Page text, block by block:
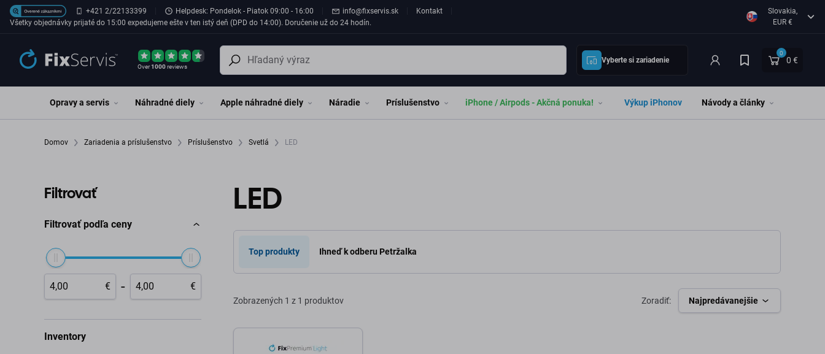
Preskočiť na hlavný obsah+421 2/22133399 Helpdesk: Pondelok - Piatok 09:00 - 16:00 info@fixservis.sk
Kontakt
Všetky objednávky prijaté do 15:00 expedujeme ešte v ten istý deň (DPD do 14:00). Doručenie už do 24 hodín.
Slovakia,
EUR €
Over1000reviews
Vyberte si zariadenie
0
0 €
Opravy a servis Náhradné diely Apple náhradné diely Náradie Príslušenstvo iPhone / Airpods - Akčná ponuka! Výkup iPhonov Návody a články
Domov Zariadenia a príslušenstvo Príslušenstvo Svetlá LED
Filtrovať
Filtrovať podľa ceny
€ - €
Inventory
LED
Top produkty Ihneď k odberu Petržalka
Zobrazených 1 z 1 produktov Zoradiť: Najpredávanejšie